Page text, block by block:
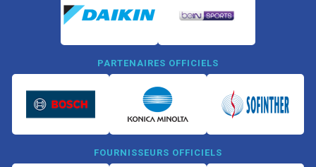
PARTENAIRES OFFICIELS
FOURNISSEURS OFFICIELS